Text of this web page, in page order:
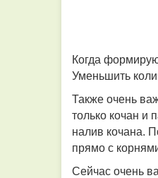
Когда
Уменьшить
Также очень
только кочан и
налив кочана.
прямо с
Сейчас очень